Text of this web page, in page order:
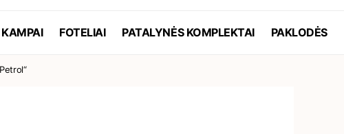
FOTELIAI PATALYNĖS KOMPLEKTAI PAKLODĖS